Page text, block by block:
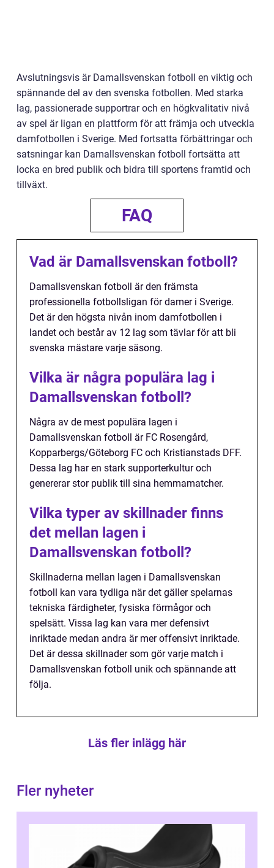
Avslutningsvis är Damallsvenskan fotboll en viktig och
spännande del av den svenska fotbollen. Med starka
lag, passionerade supportrar och en högkvalitativ nivå
av spel är ligan en plattform för att främja och utveckla
damfotbollen i Sverige. Med fortsatta förbättringar och
satsningar kan Damallsvenskan fotboll fortsätta att
locka en bred publik och bidra till sportens framtid och
tillväxt.
FAQ
Vad är Damallsvenskan fotboll?
Damallsvenskan fotboll är den främsta
professionella fotbollsligan för damer i Sverige.
Det är den högsta nivån inom damfotbollen i
landet och består av 12 lag som tävlar för att bli
svenska mästare varje säsong.
Vilka är några populära lag i
Damallsvenskan fotboll?
Några av de mest populära lagen i
Damallsvenskan fotboll är FC Rosengård,
Kopparbergs/Göteborg FC och Kristianstads DFF.
Dessa lag har en stark supporterkultur och
genererar stor publik till sina hemmamatcher.
Vilka typer av skillnader finns
det mellan lagen i
Damallsvenskan fotboll?
Skillnaderna mellan lagen i Damallsvenskan
fotboll kan vara tydliga när det gäller spelarnas
tekniska färdigheter, fysiska förmågor och
spelsätt. Vissa lag kan vara mer defensivt
inriktade medan andra är mer offensivt inriktade.
Det är dessa skillnader som gör varje match i
Damallsvenskan fotboll unik och spännande att
följa.
Läs fler inlägg här
Fler nyheter